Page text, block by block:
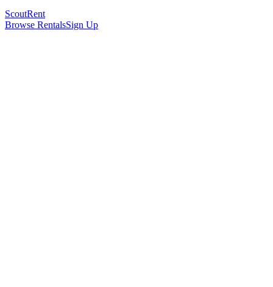
ScoutRent
Browse RentalsSign Up